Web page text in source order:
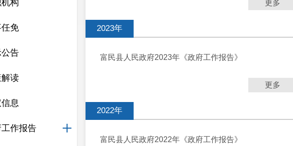
构
任免
告
读
息
作报告
更多
2023年
富民县人民政府2023年《政府工作报告》
更多
2022年
富民县人民政府2022年《政府工作报告》